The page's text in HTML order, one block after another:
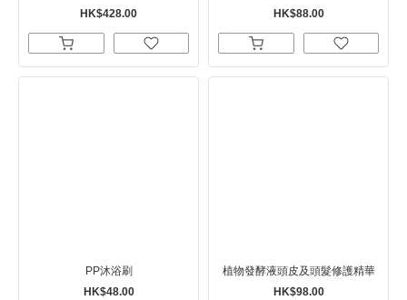
HK$428.00
HK$88.00
PP沐浴刷
HK$48.00
植物發酵液頭皮及頭髮修護精華
HK$98.00